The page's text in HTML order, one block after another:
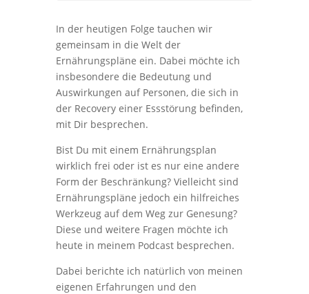
In der heutigen Folge tauchen wir
gemeinsam in die Welt der
Ernährungspläne ein. Dabei möchte ich
insbesondere die Bedeutung und
Auswirkungen auf Personen, die sich in
der Recovery einer Essstörung befinden,
mit Dir besprechen.
Bist Du mit einem Ernährungsplan
wirklich frei oder ist es nur eine andere
Form der Beschränkung? Vielleicht sind
Ernährungspläne jedoch ein hilfreiches
Werkzeug auf dem Weg zur Genesung?
Diese und weitere Fragen möchte ich
heute in meinem Podcast besprechen.
Dabei berichte ich natürlich von meinen
eigenen Erfahrungen und den